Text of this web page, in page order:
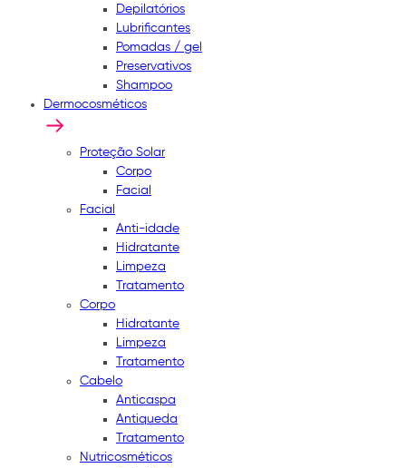
Depilatórios
Lubrificantes
Pomadas / gel
Preservativos
Shampoo
Dermocosméticos
Proteção Solar
Corpo
Facial
Facial
Anti-idade
Hidratante
Limpeza
Tratamento
Corpo
Hidratante
Limpeza
Tratamento
Cabelo
Anticaspa
Antiqueda
Tratamento
Nutricosméticos